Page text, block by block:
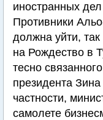
иностранных
Противники
должна уйти, так
на Рождество в
тесно
президента
частности,
самолете